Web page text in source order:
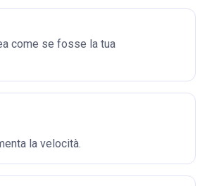
come se fosse la tua
la velocità.